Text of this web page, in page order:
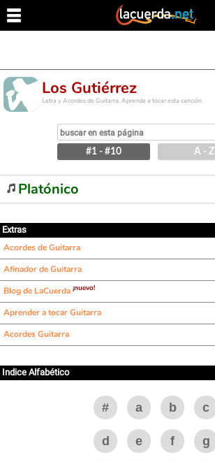
Los Gutiérrez
Letra y Acordes de Guitarra. Aprende a tocar esta canción
#1 - #10 A - Z
Platónico
Extras
Acordes de Guitarra
Afinador de Guitarra
Blog de LaCuerda ¡nuevo!
Aprender a tocar Guitarra
Acordes Guitarra
Indice Alfabético
# a b c
d e f g